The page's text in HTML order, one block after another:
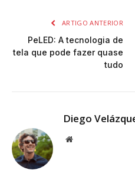
ARTIGO ANTERIOR
PeLED: A tecnologia de
tela que pode fazer quase
tudo
Diego
Website